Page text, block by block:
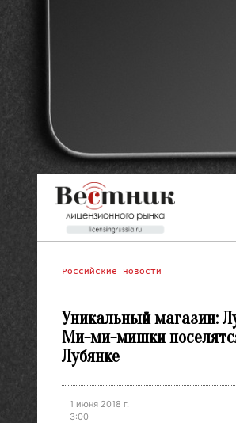
Российские новости
Уникальный магазин:
Ми-ми-мишки
Лубянке
1 июня 2018 г.
3:00